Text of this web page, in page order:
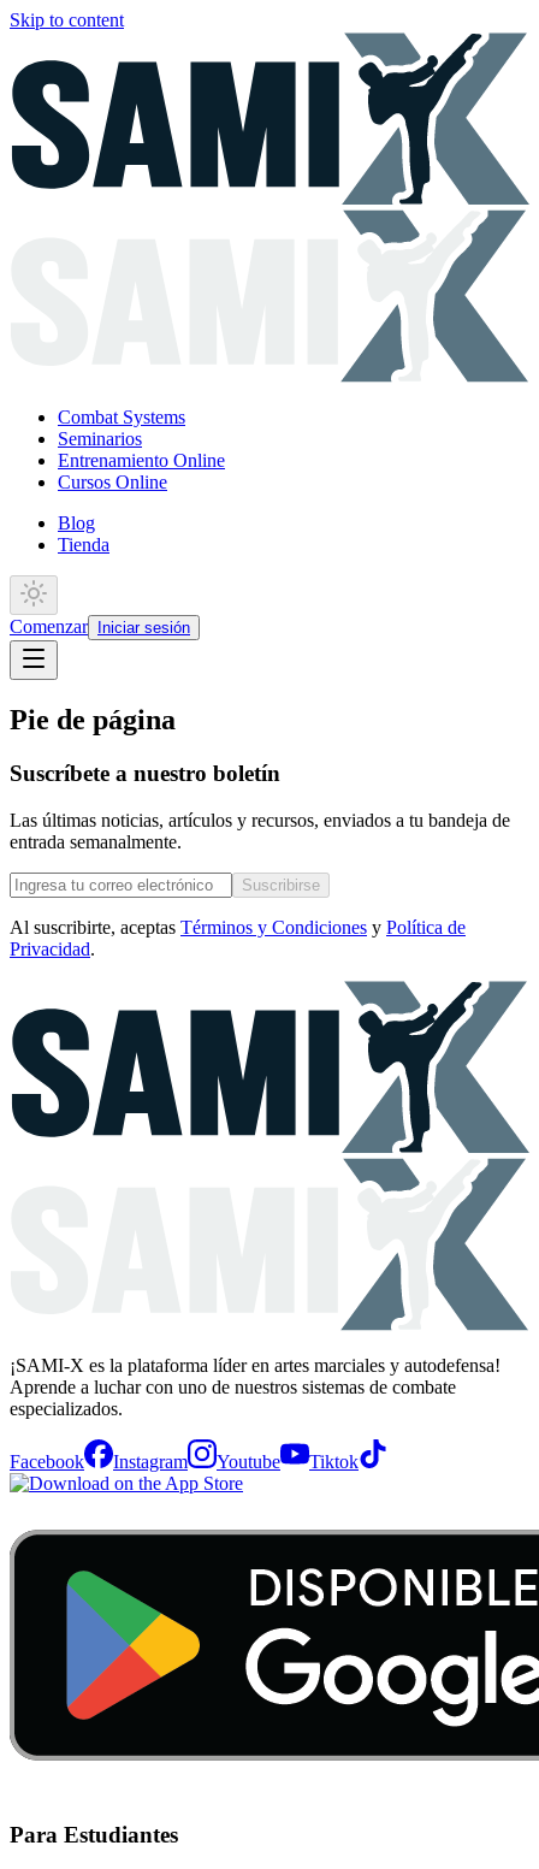
Skip to content
Combat Systems
Seminarios
Entrenamiento Online
Cursos Online
Blog
Tienda
Comenzar Iniciar sesión
Pie de página
Suscríbete a nuestro boletín
Las últimas noticias, artículos y recursos, enviados a tu bandeja de
entrada semanalmente.
Suscribirse
Al suscribirte, aceptas Términos y Condiciones y Política de
Privacidad.
¡SAMI-X es la plataforma líder en artes marciales y autodefensa!
Aprende a luchar con uno de nuestros sistemas de combate
especializados.
Facebook Instagram Youtube Tiktok
Para Estudiantes